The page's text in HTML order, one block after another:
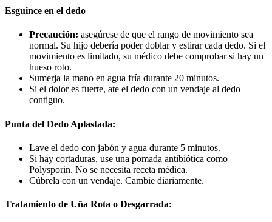
Esguince en el dedo
Precaución: asegúrese de que el rango de movimiento sea
normal. Su hijo debería poder doblar y estirar cada dedo. Si el
movimiento es limitado, su médico debe comprobar si hay un
hueso roto.
Sumerja la mano en agua fría durante 20 minutos.
Si el dolor es fuerte, ate el dedo con un vendaje al dedo
contiguo.
Punta del Dedo Aplastada:
Lave el dedo con jabón y agua durante 5 minutos.
Si hay cortaduras, use una pomada antibiótica como
Polysporin. No se necesita receta médica.
Cúbrela con un vendaje. Cambie diariamente.
Tratamiento de Uña Rota o Desgarrada: